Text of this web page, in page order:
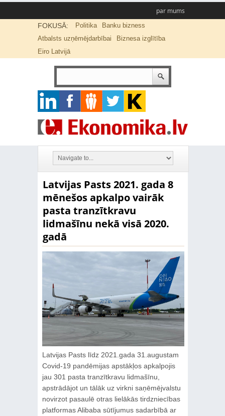
par mums
FOKUSĀ: Politika
Banku bizness
Atbalsts uzņēmējdarbībai
Biznesa izglītība
Eiro Latvijā
Latvijas Pasts 2021. gada 8
mēnešos apkalpo vairāk
pasta tranzītkravu
lidmašīnu nekā visā 2020.
gadā
Latvijas Pasts līdz 2021.gada 31.augustam
Covid-19 pandēmijas apstākļos apkalpojis
jau 301 pasta tranzītkravu lidmašīnu,
apstrādājot un tālāk uz virkni saņēmējvalstu
novirzot pasaulē otras lielākās tirdzniecības
platformas Alibaba sūtījumus sadarbībā ar